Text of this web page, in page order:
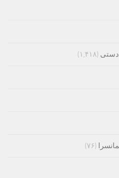
دستی (۱,۴۱۸)
(۷۶)